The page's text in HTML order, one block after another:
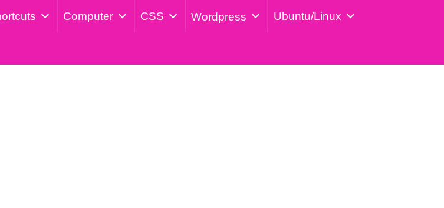
Computer CSS Wordpress Ubuntu/Linux
am: 20. April 2024
sperren – So gehts